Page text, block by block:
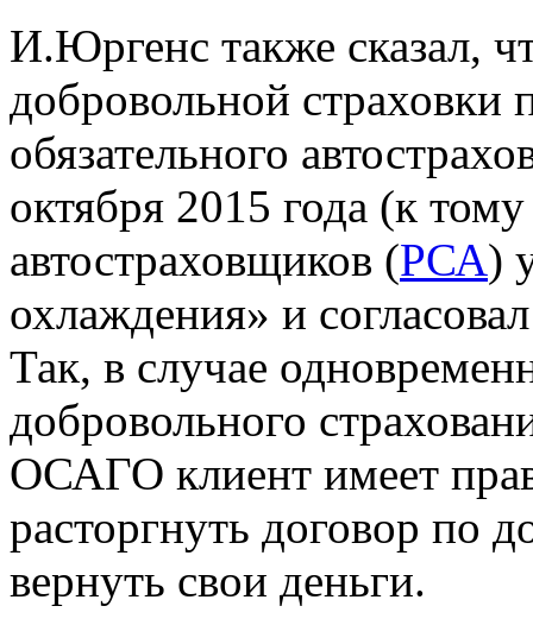
И.Юргенс также сказал,
добровольной страховки
обязательного
октября 2015 года (к
автостраховщиков (РСА)
охлаждения» и
Так, в случае
добровольного
ОСАГО клиент имеет
расторгнуть договор по
вернуть свои деньги.